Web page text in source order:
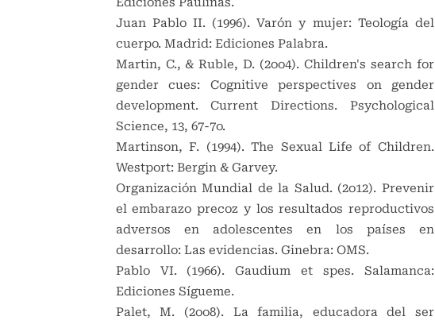
Juan Pablo II. (1996). Varón y mujer: Teología del
cuerpo. Madrid: Ediciones Palabra.
Martin, C., & Ruble, D. (2oo4). Children's search for
gender cues: Cognitive perspectives on gender
development. Current Directions. Psychological
Science, 13, 67-7o.
Martinson, F. (1994). The Sexual Life of Children.
Westport: Bergin & Garvey.
Organización Mundial de la Salud. (2o12). Prevenir
el embarazo precoz y los resultados reproductivos
adversos en adolescentes en los países en
desarrollo: Las evidencias. Ginebra: OMS.
Pablo VI. (1966). Gaudium et spes. Salamanca:
Ediciones Sígueme.
Palet, M. (2oo8). La familia, educadora del ser